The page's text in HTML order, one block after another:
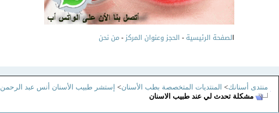
الصفحة الرئيسية - الحجز وعنوان المركز-من نحن
منتدى أسنانك> المنتديات المتخصصة بطب الأسنان> إستشر طبيب الأسنان أنس عبد الرحمن
مشكلة تحدث لي عند طبيب الاسنان